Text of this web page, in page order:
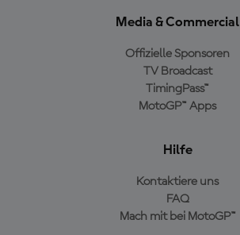
Media & Commercial
Offizielle Sponsoren
TV Broadcast
TimingPass™
MotoGP™ Apps
Hilfe
Kontaktiere uns
FAQ
Mach mit bei MotoGP™